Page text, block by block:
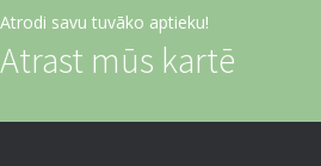
Atrodi savu tuvāko aptieku!
Atrast mūs kartē